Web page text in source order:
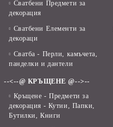
Сватбени Предмети за
декорация
Сватбени Елементи за
декораци
Сватба - Перли, камъчета,
панделки и дантели
--<--@ КРЪЩЕНЕ @-->--
Кръщене - Предмети за
декорация - Кутии, Папки,
Бутилки, Книги